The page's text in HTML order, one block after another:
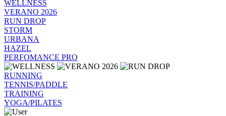
WELLNESS
VERANO 2026
RUN DROP
STORM
URBANA
HAZEL
PERFOMANCE PRO
RUNNING
TENNIS/PADDLE
TRAINING
YOGA/PILATES